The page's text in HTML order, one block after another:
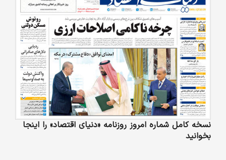
نسخه کامل شماره امروز روزنامه «دنیای‌ اقتصاد» را اینجا
بخوانید